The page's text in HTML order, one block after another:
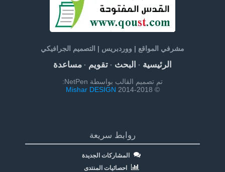
مشرفي المواقع | ووردبريس | التصميم الجرافيكي
الرئيسية· البحث· تقويم· مساعدة
تم تصميم القالب بواسطة NetPen:
© 2014-2018
Mishar DESIGN
روابط سريعة
المشاركات الجديدة
احصائيات المنتدى